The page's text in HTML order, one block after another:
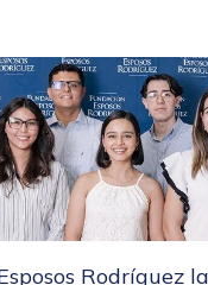
Rodríguez